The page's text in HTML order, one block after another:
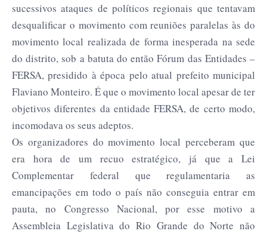
sucessivos ataques de políticos regionais que tentavam
desqualificar o movimento com reuniões paralelas às do
movimento local realizada de forma inesperada na sede
do distrito, sob a batuta do então Fórum das Entidades –
FERSA, presidido à época pelo atual prefeito municipal
Flaviano Monteiro. É que o movimento local apesar de ter
objetivos diferentes da entidade FERSA, de certo modo,
incomodava os seus adeptos.
Os organizadores do movimento local perceberam que
era hora de um recuo estratégico, já que a Lei
Complementar federal que regulamentaria as
emancipações em todo o país não conseguia entrar em
pauta, no Congresso Nacional, por esse motivo a
Assembleia Legislativa do Rio Grande do Norte não